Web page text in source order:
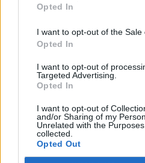
Opted In
I want to opt-out of the Sale
Opted In
I want to opt-out of
Targeted Advertising.
Opted In
I want to opt-out of
and/or Sharing of my
Unrelated with the
collected.
Opted Out
Niewiadoma-Phinney